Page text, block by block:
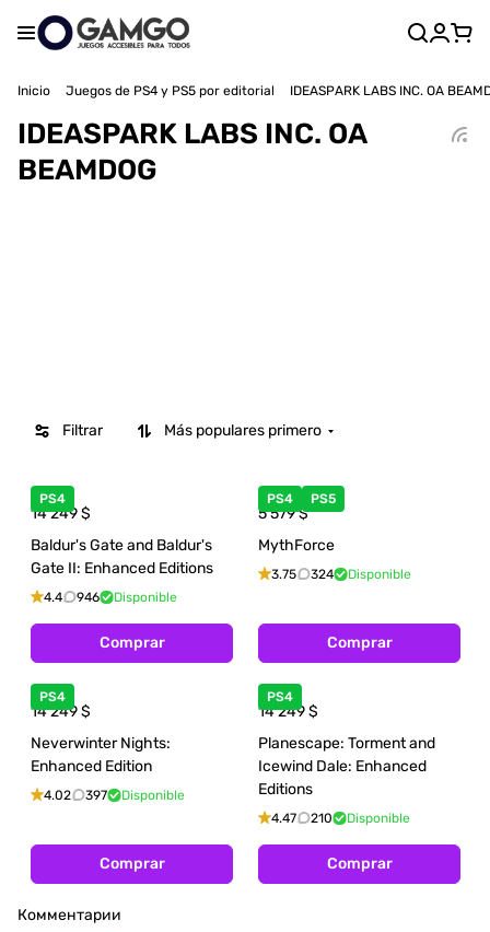
Inicio Juegos de PS4 y PS5 por editorial IDEASPARK LABS INC. OA
IDEASPARK LABS INC. OA
BEAMDOG
Filtrar Más populares primero
PS4
14 249$
Baldur's Gate and Baldur's
Gate II: Enhanced Editions
4.4 946 Disponible
Comprar
PS4 PS5
5 579$
MythForce
3.75 324 Disponible
Comprar
PS4
14 249$
Neverwinter Nights:
Enhanced Edition
4.02 397 Disponible
Comprar
PS4
14 249$
Planescape: Torment and
Icewind Dale: Enhanced
Editions
4.47 210 Disponible
Comprar
Комментарии